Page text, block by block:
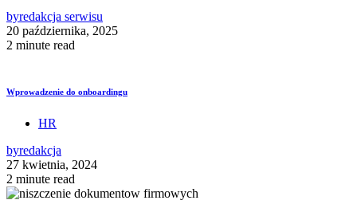
byredakcja serwisu
20 października, 2025
2 minute read
Wprowadzenie do onboardingu
HR
byredakcja
27 kwietnia, 2024
2 minute read